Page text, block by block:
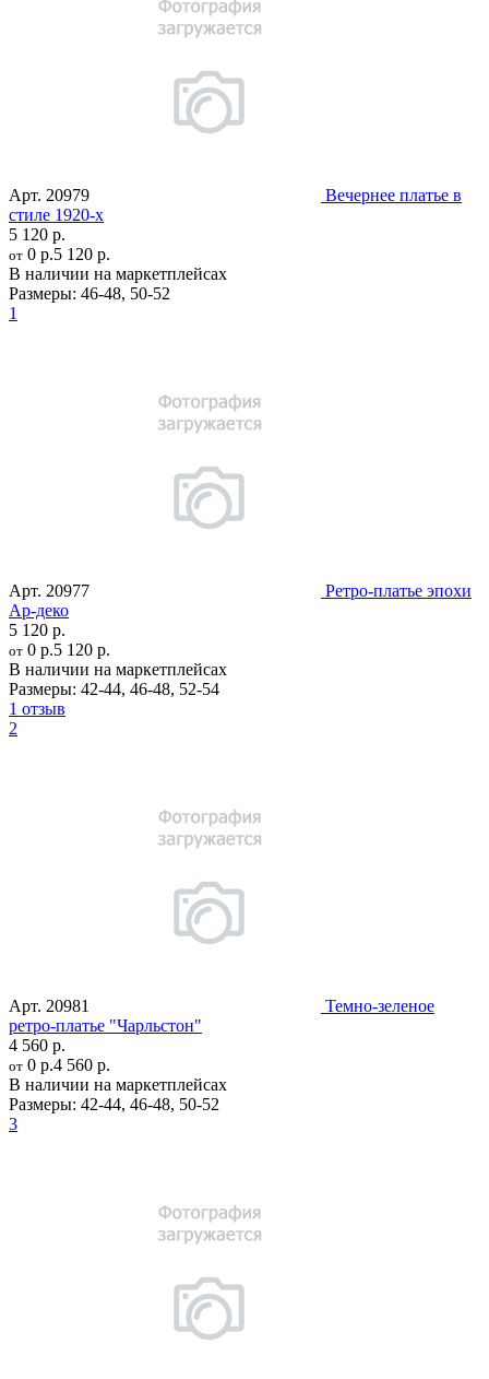
Арт. 20979
Вечернее платье в
стиле 1920-х
5 120 р.
от 0 р.5 120 р.
В наличии на маркетплейсах
Размеры: 46-48, 50-52
1
Арт. 20977
Ретро-платье эпохи
Ар-деко
5 120 р.
от 0 р.5 120 р.
В наличии на маркетплейсах
Размеры: 42-44, 46-48, 52-54
1 отзыв
2
Арт. 20981
Темно-зеленое
ретро-платье "Чарльстон"
4 560 р.
от 0 р.4 560 р.
В наличии на маркетплейсах
Размеры: 42-44, 46-48, 50-52
3